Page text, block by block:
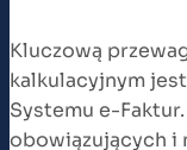
Kluczową
kalkulacyjnym
Systemu e-
obowiązujących i